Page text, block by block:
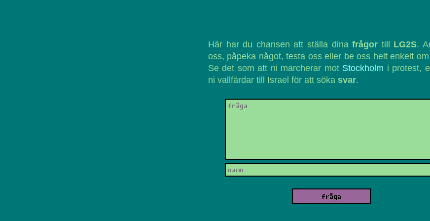
Här har du chansen att ställa dinafrågor till LG2S.
oss, påpeka något, testa oss eller be oss helt enkelt om
Se det som att ni marcherar mot Stockholm i protest,
ni vallfärdar till Israel för att söka svar.